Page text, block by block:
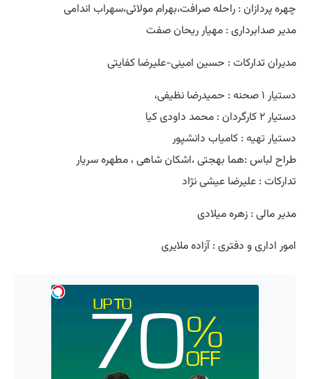
چهره پردازان : راحله صرافت،بهرام مولائی،سهراب اندامی
مدیر صدابرداری : مهیار ریحان صفت
مدیران تدارکات : حسین امینی-علیرضا کفایتی
دستیار ۱ صحنه : حمیدرضا نظیفی،
دستیار ۲ کارگردان : محمد داودی کیا
دستیار تهیه : کامیاب دانشپور
طراح لباس :هما بهجتی ،اشکان شاهی ، مطهره سریار
تدارکات : علیرضا عیشی نژاد
مدیر مالی : زهره میلادی
امور اداری و دفتری : آزاده ملایری